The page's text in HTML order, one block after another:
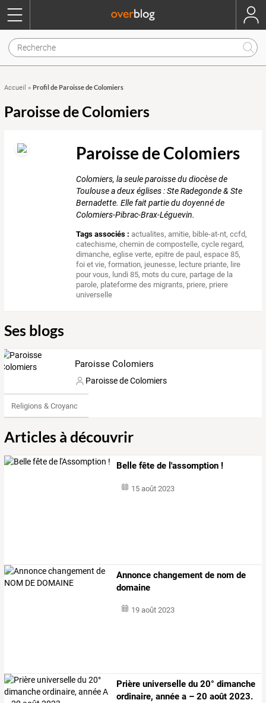
Accueil » Profil de Paroisse de Colomiers
Paroisse de Colomiers
Paroisse de Colomiers
Colomiers, la seule paroisse du diocèse de
Toulouse a deux églises : Ste Radegonde & Ste
Bernadette. Elle fait partie du doyenné de
Colomiers-Pibrac-Brax-Léguevin.
Tags associés : actualites,amitie, bible-at-nt,ccfd,
catechisme,chemin de compostelle,cycle regard,
dimanche,eglise verte,epitre de paul,espace 85,
foi et vie,formation, jeunesse, lecture priante, lire
pour vous, lundi 85, mots du cure, partage de la
parole, plateforme des migrants, priere, priere
universelle
Ses blogs
Paroisse Colomiers
Paroisse de Colomiers
Religions & Croyances
Articles à découvrir
Belle fête de l'assomption !
15 août 2023
Annonce changement de nom de
domaine
19 août 2023
Prière universelle du 20° dimanche
ordinaire, année a – 20 août 2023.